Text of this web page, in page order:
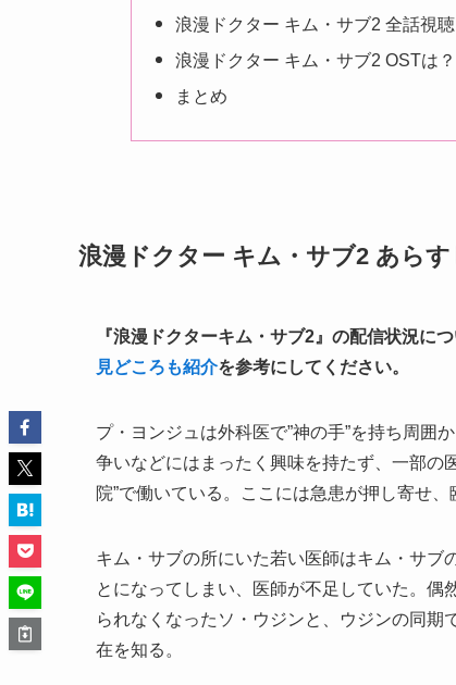
浪漫ドクター キム・サブ2 全話視
浪漫ドクター キム・サブ2 OSTは？
まとめ
浪漫ドクター キム・サブ2 あらす
『浪漫ドクターキム・サブ2』の配信状況に
見どころも紹介を参考にしてください。
プ・ヨンジュは外科医で”神の手”を持ち周囲
争いなどにはまったく興味を持たず、一部の
院”で働いている。ここには急患が押し寄せ
キム・サブの所にいた若い医師はキム・サブ
とになってしまい、医師が不足していた。
られなくなったソ・ウジンと、ウジンの同
在を知る。